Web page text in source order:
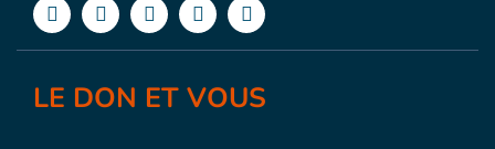
LE DON ET VOUS